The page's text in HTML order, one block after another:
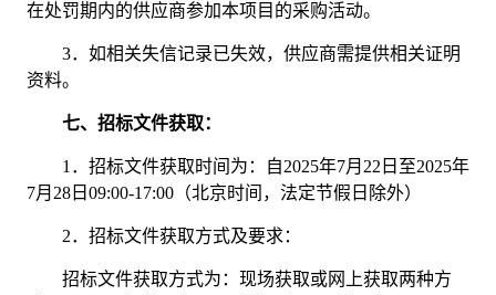
在处罚期内的供应商参加本项目的采购活动。
3． 如相关失信记录已失效，供应商需提供相关证明
资料。
七、招标文件获取：
1． 招标文件获取时间为：自2025年7月 22 日至2025年
7月 28日 09:00-17:00（北京时间，法定节假日除外）
2． 招标文件获取方式及要求：
招标文件获取方式为：现场获取或网上获取两种方